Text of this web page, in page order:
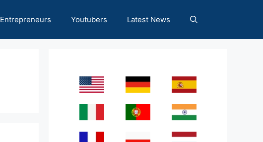
Entrepreneurs Youtubers Latest News